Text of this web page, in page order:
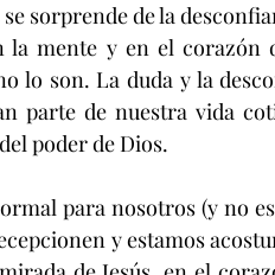
sorprende de la
la mente y en el corazón
lo son. La duda y la
parte de nuestra vida
poder de Dios.
para nosotros (y no
y estamos